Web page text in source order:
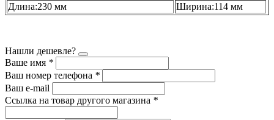
Длина:230 мм Ширина:114 мм
Нашли дешевле?
Ваше имя *
Ваш номер телефона *
Ваш e-mail
Ссылка на товар другого магазина *